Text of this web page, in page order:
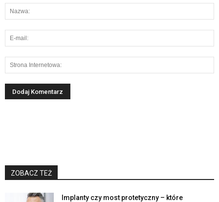
ZOBACZ TEŻ
Implanty czy most protetyczny – które